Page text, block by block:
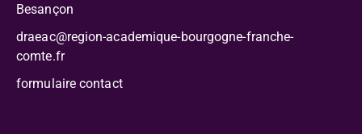
Besançon
draeac@region-academique-bourgogne-franche-
comte.fr
formulaire contact